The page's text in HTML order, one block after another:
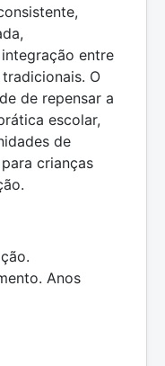
entre
O
de repensar a
escolar,
de
crianças
Anos